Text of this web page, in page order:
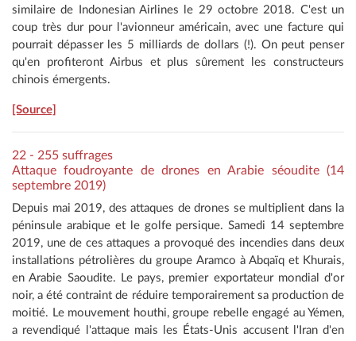
similaire de Indonesian Airlines le 29 octobre 2018. C'est un
coup très dur pour l'avionneur américain, avec une facture qui
pourrait dépasser les 5 milliards de dollars (!). On peut penser
qu'en profiteront Airbus et plus sûrement les constructeurs
chinois émergents.
[Source]
22 - 255 suffrages
Attaque foudroyante de drones en Arabie séoudite (14
septembre 2019)
Depuis mai 2019, des attaques de drones se multiplient dans la
péninsule arabique et le golfe persique. Samedi 14 septembre
2019, une de ces attaques a provoqué des incendies dans deux
installations pétrolières du groupe Aramco à Abqaïq et Khurais,
en Arabie Saoudite. Le pays, premier exportateur mondial d'or
noir, a été contraint de réduire temporairement sa production de
moitié. Le mouvement houthi, groupe rebelle engagé au Yémen,
a revendiqué l'attaque mais les États-Unis accusent l'Iran d'en